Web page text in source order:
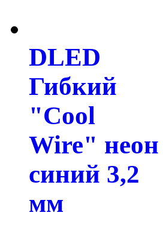
DLED
Гибкий
"Cool
Wire" неон
синий 3,2
мм